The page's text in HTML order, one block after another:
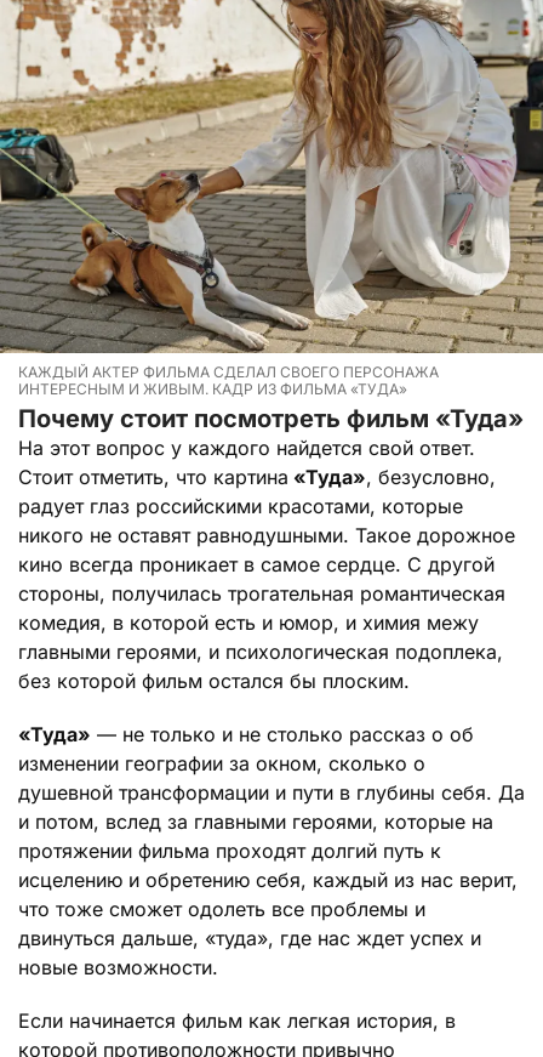
КАЖДЫЙ АКТЕР ФИЛЬМА СДЕЛАЛ СВОЕГО ПЕРСОНАЖА
ИНТЕРЕСНЫМ И ЖИВЫМ. КАДР ИЗ ФИЛЬМА «ТУДА»
Почему стоит посмотреть фильм «Туда»
На этот вопрос у каждого найдется свой ответ.
Стоит отметить, что картина «Туда», безусловно,
радует глаз российскими красотами, которые
никого не оставят равнодушными. Такое дорожное
кино всегда проникает в самое сердце. С другой
стороны, получилась трогательная романтическая
комедия, в которой есть и юмор, и химия межу
главными героями, и психологическая подоплека,
без которой фильм остался бы плоским.
«Туда» — не только и не столько рассказ о об
изменении географии за окном, сколько о
душевной трансформации и пути в глубины себя. Да
и потом, вслед за главными героями, которые на
протяжении фильма проходят долгий путь к
исцелению и обретению себя, каждый из нас верит,
что тоже сможет одолеть все проблемы и
двинуться дальше, «туда», где нас ждет успех и
новые возможности.
Если начинается фильм как легкая история, в
которой противоположности привычно